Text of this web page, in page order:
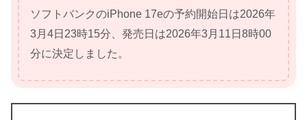
ソフトバンクのiPhone 17eの予約開始日は2026年
3月4日23時15分、発売日は2026年3月11日8時00
分に決定しました。